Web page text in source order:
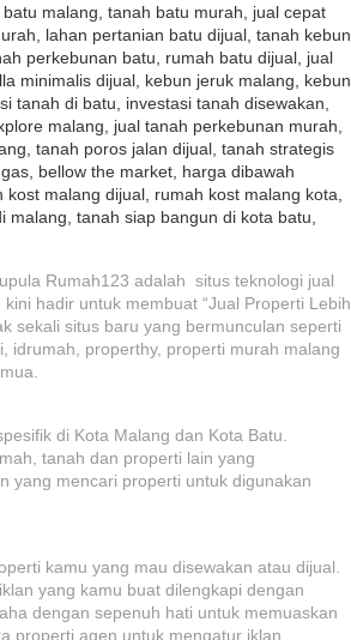
malang, tanah batu murah, jual cepat
lahan pertanian batu dijual, tanah kebun
perkebunan batu, rumah batu dijual, jual
minimalis dijual, kebun jeruk malang, kebun
tanah di batu, investasi tanah disewakan,
malang, jual tanah perkebunan murah,
tanah poros jalan dijual, tanah strategis
bellow the market, harga dibawah
malang dijual, rumah kost malang kota,
tanah siap bangun di kota batu,
Rumah123 adalah situs teknologi jual
hadir untuk membuat “Jual Properti Lebih
sekali situs baru yang bermunculan seperti
idrumah, properthy, properti murah malang
di Kota Malang dan Kota Batu.
tanah dan properti lain yang
yang mencari properti untuk digunakan
kamu yang mau disewakan atau dijual.
yang kamu buat dilengkapi dengan
dengan sepenuh hati untuk memuaskan
properti agen untuk mengatur iklan